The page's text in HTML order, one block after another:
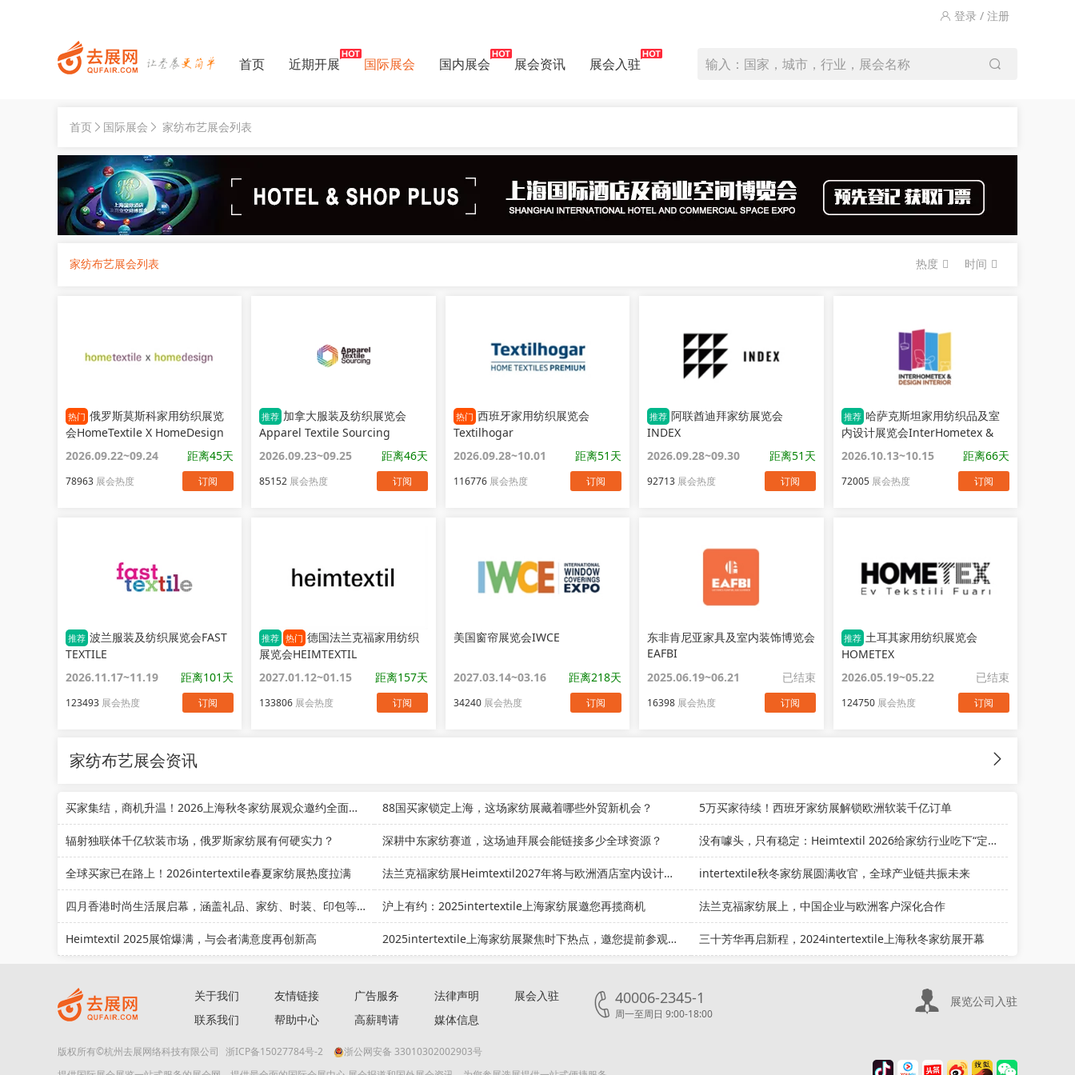
登录 / 注册
首页 近期开展 国际展会 国内展会 展会资讯 展会入驻 输入：国家，城市，行业，展会名称
首页 国际展会 家纺布艺展会列表
家纺布艺展会列表 热度 时间
热门 俄罗斯莫斯科家用纺织展览
会HomeTextile X HomeDesign
2026.09.22~09.24
距离45天
78963 展会热度 订阅
推荐 加拿大服装及纺织展览会
Apparel Textile Sourcing
Canada
2026.09.23~09.25 距离46天
85152 展会热度 订阅
热门 西班牙家用纺织展览会
Textilhogar
2026.09.28~10.01
距离51天
116776展会热度 订阅
推荐 阿联酋迪拜家纺展览会
INDEX
2026.09.28~09.30
距离51天
92713 展会热度 订阅
推荐 哈萨克斯坦家用纺织品及室
内设计展览会InterHometex &
Design Interior
2026.10.13~10.15 距离66天
72005展会热度 订阅
推荐 波兰服装及纺织展览会FAST
TEXTILE
2026.11.17~11.19
距离101天
123493 展会热度 订阅
推荐 热门 德国法兰克福家用纺织
展览会HEIMTEXTIL
2027.01.12~01.15
距离157天
133806 展会热度 订阅
美国窗帘展览会IWCE
2027.03.14~03.16 距离218天
34240展会热度 订阅
东非肯尼亚家具及室内装饰博览会
EAFBI
2025.06.19~06.21
已结束
16398 展会热度 订阅
推荐 土耳其家用纺织展览会
HOMETEX
2026.05.19~05.22
已结束
124750展会热度 订阅
家纺布艺展会资讯
买家集结，商机升温！2026上海秋冬家纺展观众邀约全面提速 88国买家锁定上海，这场家纺展藏着哪些外贸新机会？ 5万买家待续！西班牙家纺展解锁欧洲软装千亿订单
辐射独联体千亿软装市场，俄罗斯家纺展有何硬实力？ 深耕中东家纺赛道，这场迪拜展会能链接多少全球资源？ 没有噱头，只有稳定：Heimtextil 2026给家纺行业吃下“定心丸”
全球买家已在路上！2026intertextile春夏家纺展热度拉满 法兰克福家纺展Heimtextil2027年将与欧洲酒店室内设计展HINT协同举办 intertextile秋冬家纺展圆满收官，全球产业链共振未来
四月香港时尚生活展启幕，涵盖礼品、家纺、时装、印包等领域 沪上有约：2025intertextile上海家纺展邀您再揽商机 法兰克福家纺展上，中国企业与欧洲客户深化合作
Heimtextil 2025展馆爆满，与会者满意度再创新高 2025intertextile上海家纺展聚焦时下热点，邀您提前参观登记 三十芳华再启新程，2024intertextile上海秋冬家纺展开幕
关于我们
联系我们
友情链接
帮助中心
广告服务
高薪聘请
法律声明
媒体信息
展会入驻 40006-2345-1
周一至周日 9:00-18:00
展览公司入驻
版权所有©杭州去展网络科技有限公司 浙ICP备15027784号-2
浙公网安备 33010302002903号